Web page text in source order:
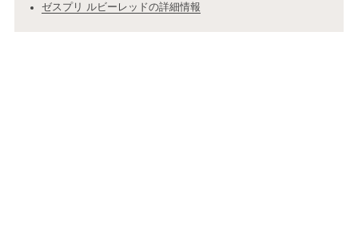
ゼスプリ ルビーレッドの詳細情報